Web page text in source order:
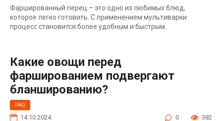
Фаршированный перец – это одно из любимых блюд,
которое легко готовить. С применением мультиварки
процесс становится более удобным и быстрым.
Какие овощи перед
фаршированием подвергают
бланшированию?
FAQ
14.10.2024 0 382